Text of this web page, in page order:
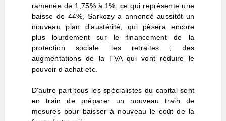
ramenée de 1,75% à 1%, ce qui représente une
baisse de 44%, Sarkozy a annoncé aussitôt un
nouveau plan d’austérité, qui pèsera encore
plus lourdement sur le financement de la
protection sociale, les retraites ; des
augmentations de la TVA qui vont réduire le
pouvoir d’achat etc.
D’autre part tous les spécialistes du capital sont
en train de préparer un nouveau train de
mesures pour baisser à nouveau le coût de la